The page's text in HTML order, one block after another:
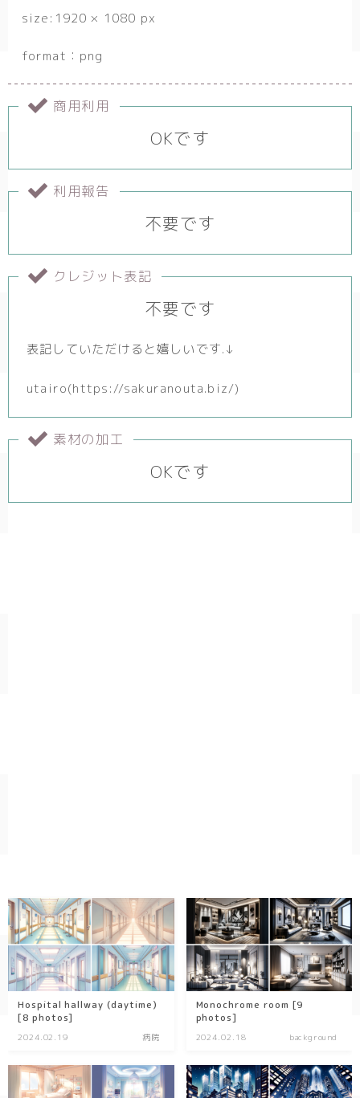
size:1920 × 1080 px
format：png
商用利用
OKです
利用報告
不要です
クレジット表記
不要です
表記していただけると嬉しいです.↓
utairo(https://sakuranouta.biz/)
素材の加工
OKです
Hospital hallway (daytime)
[8 photos]
2024.02.19 病院
Monochrome room [9
photos]
2024.02.18 background